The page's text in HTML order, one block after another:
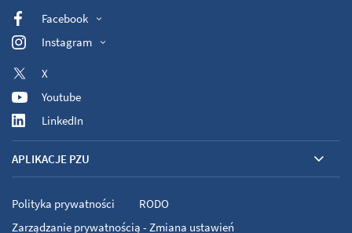
Facebook
Instagram
X
Youtube
LinkedIn
APLIKACJE PZU
Polityka prywatności
RODO
Zarządzanie prywatnością - Zmiana ustawień